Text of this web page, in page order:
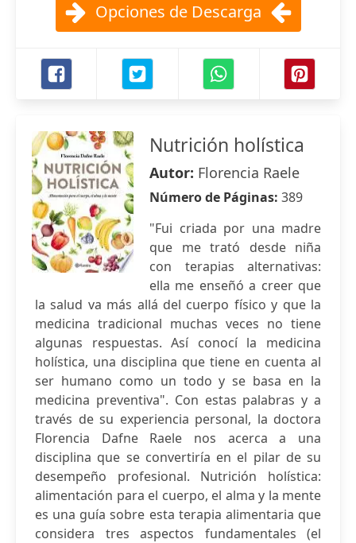
Opciones de Descarga
Nutrición holística
Autor: Florencia Raele
Número de Páginas: 389
"Fui criada por una madre
que me trató desde niña
con terapias alternativas:
ella me enseñó a creer que
la salud va más allá del cuerpo físico y que la
medicina tradicional muchas veces no tiene
algunas respuestas. Así conocí la medicina
holística, una disciplina que tiene en cuenta al
ser humano como un todo y se basa en la
medicina preventiva". Con estas palabras y a
través de su experiencia personal, la doctora
Florencia Dafne Raele nos acerca a una
disciplina que se convertiría en el pilar de su
desempeño profesional. Nutrición holística:
alimentación para el cuerpo, el alma y la mente
es una guía sobre esta terapia alimentaria que
considera tres aspectos fundamentales (el